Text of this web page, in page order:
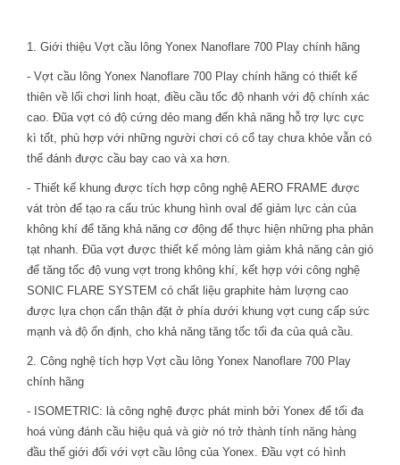
1. Giới thiệu Vợt cầu lông Yonex Nanoflare 700 Play chính hãng
- Vợt cầu lông Yonex Nanoflare 700 Play chính hãng có thiết kế
thiên về lối chơi linh hoạt, điều cầu tốc độ nhanh với độ chính xác
cao. Đũa vợt có độ cứng dẻo mang đến khả năng hỗ trợ lực cực
kì tốt, phù hợp với những người chơi có cổ tay chưa khỏe vẫn có
thể đánh được cầu bay cao và xa hơn.
- Thiết kế khung được tích hợp công nghệ AERO FRAME được
vát tròn để tạo ra cấu trúc khung hình oval để giảm lực cản của
không khí để tăng khả năng cơ động để thực hiện những pha phản
tạt nhanh. Đũa vợt được thiết kế mỏng làm giảm khả năng cản gió
để tăng tốc độ vung vợt trong không khí, kết hợp với công nghệ
SONIC FLARE SYSTEM có chất liệu graphite hàm lượng cao
được lựa chọn cẩn thận đặt ở phía dưới khung vợt cung cấp sức
mạnh và độ ổn định, cho khả năng tăng tốc tối đa của quả cầu.
2. Công nghệ tích hợp Vợt cầu lông Yonex Nanoflare 700 Play
chính hãng
- ISOMETRIC: là công nghệ được phát minh bởi Yonex để tối đa
hoá vùng đánh cầu hiệu quả và giờ nó trở thành tính năng hàng
đầu thế giới đối với vợt cầu lông của Yonex. Đầu vợt có hình